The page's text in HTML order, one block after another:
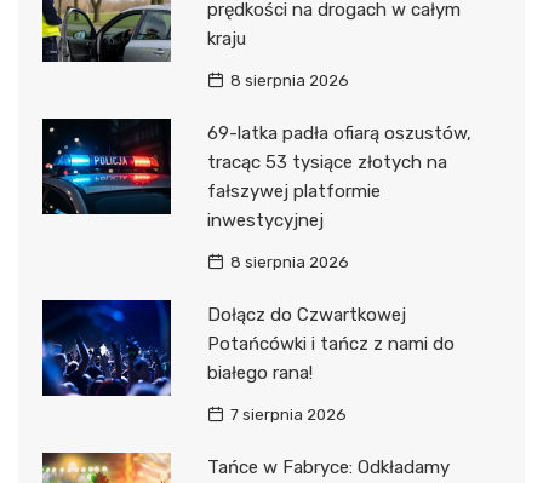
prędkości na drogach w całym
kraju
8 sierpnia 2026
69-latka padła ofiarą oszustów,
tracąc 53 tysiące złotych na
fałszywej platformie
inwestycyjnej
8 sierpnia 2026
Dołącz do Czwartkowej
Potańcówki i tańcz z nami do
białego rana!
7 sierpnia 2026
Tańce w Fabryce: Odkładamy